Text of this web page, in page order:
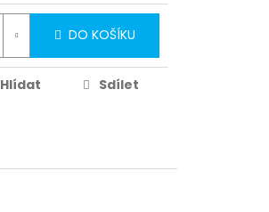
DO KOŠÍKU
Hlídat Sdílet